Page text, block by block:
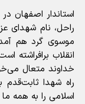
استاندار اصفهان
راحل، نام شهدای
موسوی گرد هم
انقلاب برافراشته
خداوند متعال
راه شهدا
اسلامی را به همه